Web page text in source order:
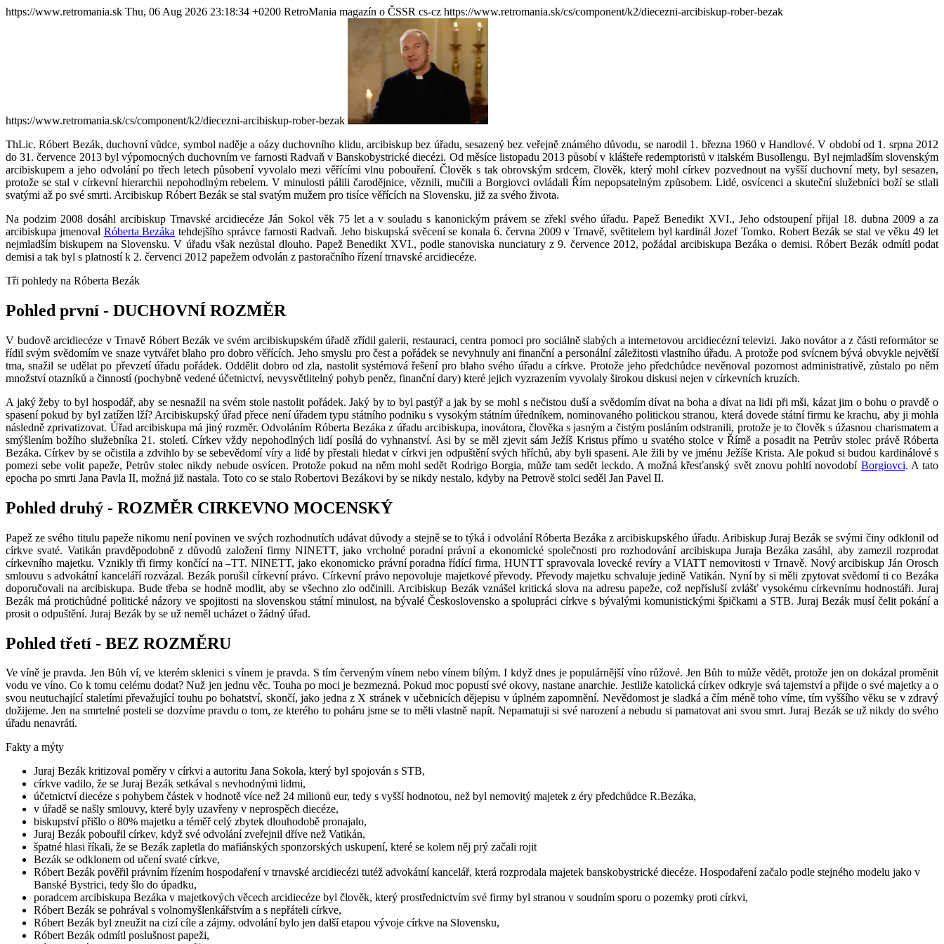
https://www.retromania.sk Thu, 06 Aug 2026 23:18:34 +0200 RetroMania magazín o ČSSR cs-cz https://www.retromania.sk/cs/component/k2/diecezni-arcibiskup-rober-bezak
https://www.retromania.sk/cs/component/k2/diecezni-arcibiskup-rober-bezak
ThLic. Róbert Bezák, duchovní vůdce, symbol naděje a oázy duchovního klidu, arcibiskup bez úřadu, sesazený bez veřejně známého důvodu, se narodil 1. března 1960 v Handlové. V období od 1. srpna 2012
do 31. července 2013 byl výpomocných duchovním ve farnosti Radvaň v Banskobystrické diecézi. Od měsíce listopadu 2013 působí v klášteře redemptoristů v italském Busollengu. Byl nejmladším slovenským
arcibiskupem a jeho odvolání po třech letech působení vyvolalo mezi věřícími vlnu pobouření. Člověk s tak obrovským srdcem, člověk, který mohl církev pozvednout na vyšší duchovní mety, byl sesazen,
protože se stal v církevní hierarchii nepohodlným rebelem. V minulosti pálili čarodějnice, věznili, mučili a Borgiovci ovládali Řím nepopsatelným způsobem. Lidé, osvícenci a skuteční služebníci boží se stlali
svatými až po své smrti. Arcibiskup Róbert Bezák se stal svatým mužem pro tisíce věřících na Slovensku, již za svého života.
Na podzim 2008 dosáhl arcibiskup Trnavské arcidiecéze Ján Sokol věk 75 let a v souladu s kanonickým právem se zřekl svého úřadu. Papež Benedikt XVI., Jeho odstoupení přijal 18. dubna 2009 a za
arcibiskupa jmenoval Róberta Bezáka tehdejšího správce farnosti Radvaň. Jeho biskupská svěcení se konala 6. června 2009 v Trnavě, světitelem byl kardinál Jozef Tomko. Robert Bezák se stal ve věku 49 let
nejmladším biskupem na Slovensku. V úřadu však nezůstal dlouho. Papež Benedikt XVI., podle stanoviska nunciatury z 9. července 2012, požádal arcibiskupa Bezáka o demisi. Róbert Bezák odmítl podat
demisi a tak byl s platností k 2. červenci 2012 papežem odvolán z pastoračního řízení trnavské arcidiecéze.
Tři pohledy na Róberta Bezák
Pohled první - DUCHOVNÍ ROZMĚR
V budově arcidiecéze v Trnavě Róbert Bezák ve svém arcibiskupském úřadě zřídil galerii, restauraci, centra pomoci pro sociálně slabých a internetovou arcidiecézní televizi. Jako novátor a z části reformátor se
řídil svým svědomím ve snaze vytvářet blaho pro dobro věřících. Jeho smyslu pro čest a pořádek se nevyhnuly ani finanční a personální záležitosti vlastního úřadu. A protože pod svícnem bývá obvykle největší
tma, snažil se udělat po převzetí úřadu pořádek. Oddělit dobro od zla, nastolit systémová řešení pro blaho svého úřadu a církve. Protože jeho předchůdce nevěnoval pozornost administrativě, zůstalo po něm
množství otazníků a činností (pochybně vedené účetnictví, nevysvětlitelný pohyb peněz, finanční dary) které jejich vyzrazením vyvolaly širokou diskusi nejen v církevních kruzích.
A jaký žeby to byl hospodář, aby se nesnažil na svém stole nastolit pořádek. Jaký by to byl pastýř a jak by se mohl s nečistou duší a svědomím dívat na boha a dívat na lidi při mši, kázat jim o bohu o pravdě o
spasení pokud by byl zatížen lží? Arcibiskupský úřad přece není úřadem typu státního podniku s vysokým státním úředníkem, nominovaného politickou stranou, která dovede státní firmu ke krachu, aby ji mohla
následně zprivatizovat. Úřad arcibiskupa má jiný rozměr. Odvoláním Róberta Bezáka z úřadu arcibiskupa, inovátora, člověka s jasným a čistým posláním odstranili, protože je to člověk s úžasnou charismatem a
smýšlením božího služebníka 21. století. Církev vždy nepohodlných lidí posílá do vyhnanství. Asi by se měl zjevit sám Ježíš Kristus přímo u svatého stolce v Římě a posadit na Petrův stolec právě Róberta
Bezáka. Církev by se očistila a zdvihlo by se sebevědomí víry a lidé by přestali hledat v církvi jen odpuštění svých hříchů, aby byli spaseni. Ale žili by ve jménu Ježíše Krista. Ale pokud si budou kardinálové s
pomezi sebe volit papeže, Petrův stolec nikdy nebude osvícen. Protože pokud na něm mohl sedět Rodrigo Borgia, může tam sedět leckdo. A možná křesťanský svět znovu pohltí novodobí Borgiovci. A tato
epocha po smrti Jana Pavla II, možná již nastala. Toto co se stalo Robertovi Bezákovi by se nikdy nestalo, kdyby na Petrově stolci seděl Jan Pavel II.
Pohled druhý - ROZMĚR CIRKEVNO MOCENSKÝ
Papež ze svého titulu papeže nikomu není povinen ve svých rozhodnutích udávat důvody a stejně se to týká i odvolání Róberta Bezáka z arcibiskupského úřadu. Aribiskup Juraj Bezák se svými činy odklonil od
církve svaté. Vatikán pravděpodobně z důvodů založení firmy NINETT, jako vrcholné poradní právní a ekonomické společnosti pro rozhodování arcibiskupa Juraja Bezáka zasáhl, aby zamezil rozprodat
církevního majetku. Vznikly tři firmy končící na –TT. NINETT, jako ekonomicko právní poradna řídící firma, HUNTT spravovala lovecké revíry a VIATT nemovitosti v Trnavě. Nový arcibiskup Ján Orosch
smlouvu s advokátní kanceláří rozvázal. Bezák porušil církevní právo. Církevní právo nepovoluje majetkové převody. Převody majetku schvaluje jedině Vatikán. Nyní by si měli zpytovat svědomí ti co Bezáka
doporučovali na arcibiskupa. Bude třeba se hodně modlit, aby se všechno zlo odčinili. Arcibiskup Bezák vznášel kritická slova na adresu papeže, což nepřísluší zvlášť vysokému církevnímu hodnostáři. Juraj
Bezák má protichůdné politické názory ve spojitosti na slovenskou státní minulost, na bývalé Československo a spolupráci církve s bývalými komunistickými špičkami a STB. Juraj Bezák musí čelit pokání a
prosit o odpuštění. Juraj Bezák by se už neměl ucházet o žádný úřad.
Pohled třetí - BEZ ROZMĚRU
Ve víně je pravda. Jen Bůh ví, ve kterém sklenici s vínem je pravda. S tím červeným vínem nebo vínem bílým. I když dnes je populárnější víno růžové. Jen Bůh to může vědět, protože jen on dokázal proměnit
vodu ve víno. Co k tomu celému dodat? Nuž jen jednu věc. Touha po moci je bezmezná. Pokud moc popustí své okovy, nastane anarchie. Jestliže katolická církev odkryje svá tajemství a přijde o své majetky a o
svou neutuchající staletími převažující touhu po bohatství, skončí, jako jedna z X stránek v učebnicích dějepisu v úplném zapomnění. Nevědomost je sladká a čím méně toho víme, tím vyššího věku se v zdravý
dožijeme. Jen na smrtelné posteli se dozvíme pravdu o tom, ze kterého to poháru jsme se to měli vlastně napít. Nepamatuji si své narození a nebudu si pamatovat ani svou smrt. Juraj Bezák se už nikdy do svého
úřadu nenavrátí.
Fakty a mýty
Juraj Bezák kritizoval poměry v církvi a autoritu Jana Sokola, který byl spojován s STB,
církve vadilo, že se Juraj Bezák setkával s nevhodnými lidmi,
účetnictví diecéze s pohybem částek v hodnotě více než 24 milionů eur, tedy s vyšší hodnotou, než byl nemovitý majetek z éry předchůdce R.Bezáka,
v úřadě se našly smlouvy, které byly uzavřeny v neprospěch diecéze,
biskupství přišlo o 80% majetku a téměř celý zbytek dlouhodobě pronajalo,
Juraj Bezák pobouřil církev, když své odvolání zveřejnil dříve než Vatikán,
špatné hlasi říkali, že se Bezák zapletla do mafiánských sponzorských uskupení, které se kolem něj prý začali rojit
Bezák se odklonem od učení svaté církve,
Róbert Bezák pověřil právním řízením hospodaření v trnavské arcidiecézi tutéž advokátní kancelář, která rozprodala majetek banskobystrické diecéze. Hospodaření začalo podle stejného modelu jako v
Banské Bystrici, tedy šlo do úpadku,
poradcem arcibiskupa Bezáka v majetkových věcech arcidiecéze byl člověk, který prostřednictvím své firmy byl stranou v soudním sporu o pozemky proti církvi,
Róbert Bezák se pohrával s volnomyšlenkářstvím a s nepřáteli církve,
Róbert Bezák byl zneužit na cizí cíle a zájmy. odvolání bylo jen další etapou vývoje církve na Slovensku,
Róbert Bezák odmítl poslušnost papeži,